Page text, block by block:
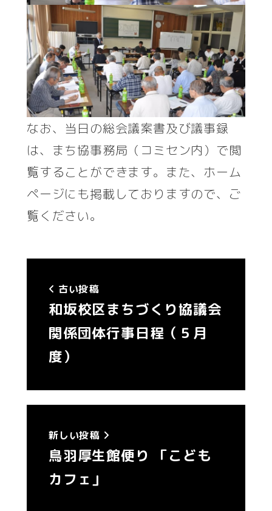
なお、当日の総会議案書及び議事録
は、まち協事務局（コミセン内）で閲
覧することができます。また、ホーム
ページにも掲載しておりますので、ご
覧ください。
古い投稿
和坂校区まちづくり協議会
関係団体行事日程（５月
度）
新しい投稿
鳥羽厚生館便り 「こども
カフェ」